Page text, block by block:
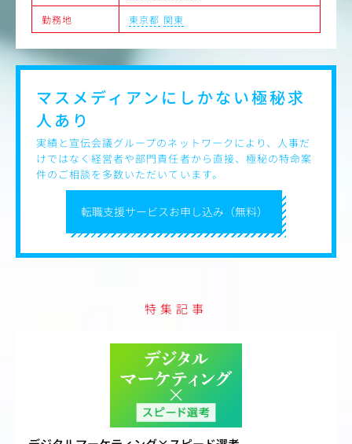
・志向性
成果（売上・粗利）への強いコミット
「売る」より「設計する」志向
長期的な関係構築志向
勤務地
東京都 関東
転職支援サービスお申し込み（無料）
マスメディアンにしかない極秘求
人あり
実績と宣伝会議グループのネットワークにより、人事だ
けではなく経営者や部門責任者から直接、極秘の特命案
件のご相談を多数いただいています。
特集記事